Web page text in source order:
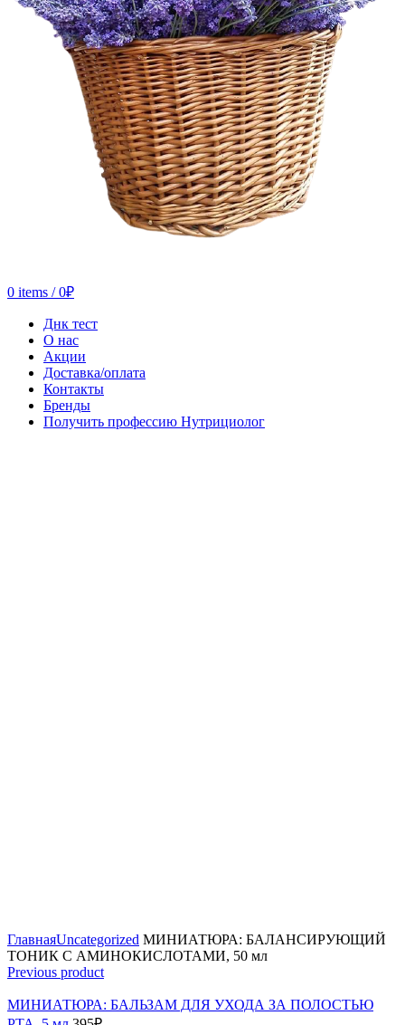
0 items / 0₽
Днк тест
О нас
Акции
Доставка/оплата
Контакты
Бренды
Получить профессию Нутрициолог
ГлавнаяUncategorized МИНИАТЮРА: БАЛАНСИРУЮЩИЙ
ТОНИК С АМИНОКИСЛОТАМИ, 50 мл
Previous product
МИНИАТЮРА: БАЛЬЗАМ ДЛЯ УХОДА ЗА ПОЛОСТЬЮ